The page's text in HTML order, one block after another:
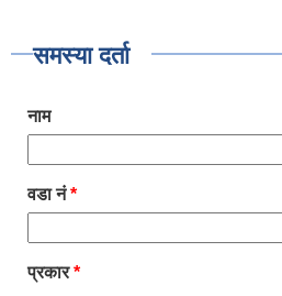
समस्या दर्ता
नाम
वडा नं*
प्रकार*